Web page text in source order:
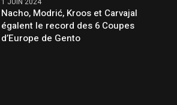
Nacho, Modrić, Kroos et Carvajal
égalent le record des 6 Coupes
d’Europe de Gento